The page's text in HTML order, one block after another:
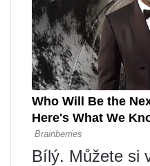
Bílý. Můžete si